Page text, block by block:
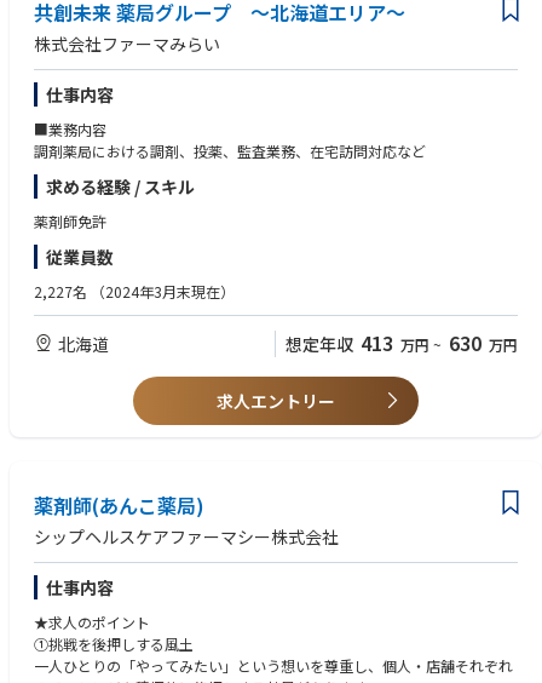
躍できる環境です
業界トップクラスの認定薬局数や多様な店舗を展開しているため、ご自身
の志向性に合わせて異動することも可能です
現場での調剤業務にとどまらず、本社業務や複数店舗のマネージャー業務
など大手調剤チェーンならではの多様なキャリアパスがあります。
共創未来 薬局グループ ～北海道エリア～
株式会社ファーマみらい
仕事内容
■業務内容
調剤薬局における調剤、投薬、監査業務、在宅訪問対応など
求める経験 / スキル
薬剤師免許
従業員数
2,227名 （2024年3月末現在）
北海道 想定年収 413 万円 ~ 630 万円
求人エントリー
薬剤師(あんこ薬局)
シップヘルスケアファーマシー株式会社
仕事内容
★求人のポイント
①挑戦を後押しする風土
一人ひとりの「やってみたい」という想いを尊重し、個人・店舗それぞれ